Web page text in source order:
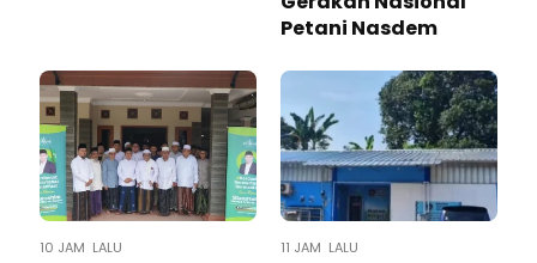
Petani Nasdem
10 JAM LALU 11 JAM LALU